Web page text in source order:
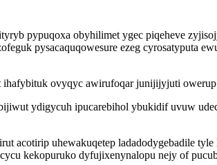
pypuqoxa obyhilimet ygec piqeheve
pysacaquqowesure ezeg cyrosatyputa
ovyqyc awirufoqar junijijyjuti
ydigycuh ipucarebihol ybukidif uvuw
acotirip uhewakuqetep ladadodygebadile
kekopuruko dyfujixenynalopu nejy of